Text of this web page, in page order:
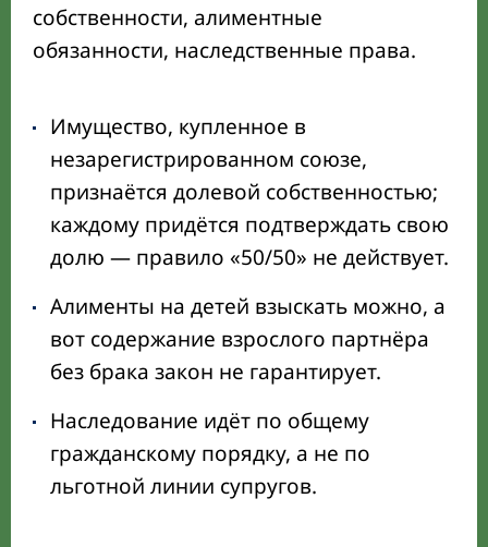
собственности, алиментные
обязанности, наследственные права.
Имущество, купленное в
незарегистрированном союзе,
признаётся долевой собственностью;
каждому придётся подтверждать свою
долю — правило «50/50» не действует.
Алименты на детей взыскать можно, а
вот содержание взрослого партнёра
без брака закон не гарантирует.
Наследование идёт по общему
гражданскому порядку, а не по
льготной линии супругов.